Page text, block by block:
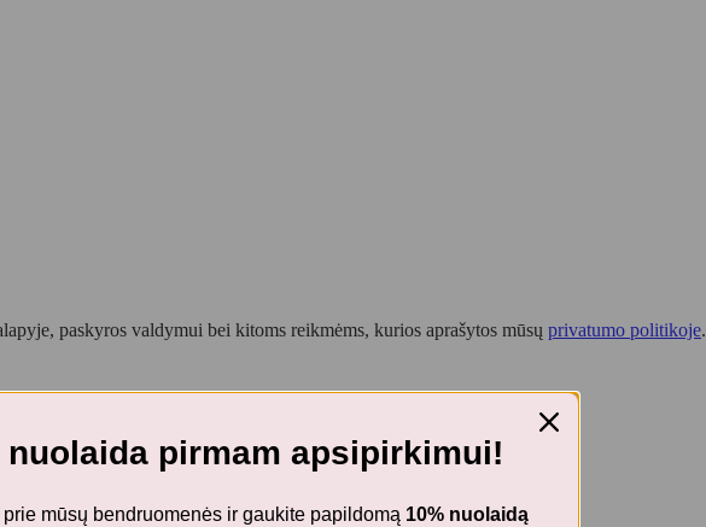
paskyros valdymui bei kitoms reikmėms, kurios aprašytos mūsų privatumo politikoje.
PEEKABOO RAFFI BLUE
nuolaida pirmam apsipirkimui!
mūsų bendruomenės ir gaukite papildomą 10% nuolaidą